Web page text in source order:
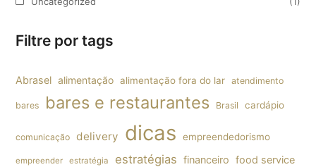
Filtre por tags
Abrasel alimentação alimentação fora do lar atendimento
bares bares e restaurantes Brasil cardápio
comunicação delivery dicas empreendedorismo
empreender estratégia estratégias financeiro food service